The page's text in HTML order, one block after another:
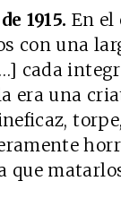
1915. En el
con una
cada
era una
que